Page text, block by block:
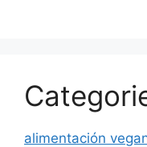
alimentación